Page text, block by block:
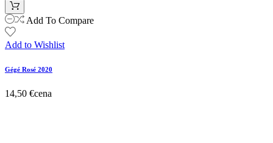
Add To Compare
Add to Wishlist
Gégé Rosé 2020
14,50 €cena